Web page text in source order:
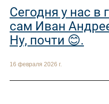
Сегодня у нас в
сам Иван
Ну, почти 😊.
16 февраля 2026 г.